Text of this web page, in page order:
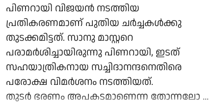
പിണറായി വിജയന്‍ നടത്തിയ
പ്രതികരണമാണ് പുതിയ ചര്‍ച്ചകള്‍ക്കു
തുടക്കമിട്ടത്. സാനു മാസ്റ്ററെ
പരാമര്‍ശിച്ചായിരുന്നു പിണറായി, ഇടത്
സഹയാത്രികനായ സച്ചിദാനന്ദനെതിരെ
പരോക്ഷ വിമര്‍ശനം നടത്തിയത്.
തുടര്‍ ഭരണം അപകടമാണെന്ന തോന്നലോ ...